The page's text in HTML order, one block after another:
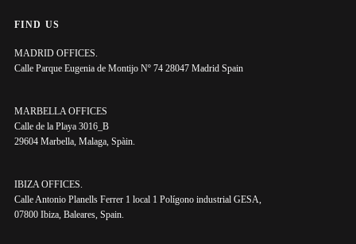
FIND US
MADRID OFFICES.
Calle Parque Eugenia de Montijo Nº 74 28047 Madrid Spain
MARBELLA OFFICES
Calle de la Playa 3016_B
29604 Marbella, Malaga, Spàin.
IBIZA OFFICES.
Calle Antonio Planells Ferrer 1 local 1 Polígono industrial GESA,
07800 Ibiza, Baleares, Spain.